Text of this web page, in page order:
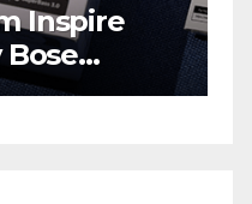
USB